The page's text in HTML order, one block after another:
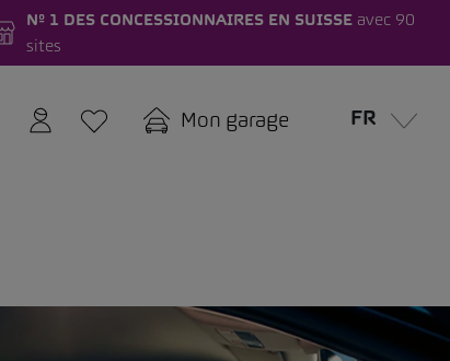
Nº 1 DES CONCESSIONNAIRES EN SUISSEavec 90
sites
Mon garage FR